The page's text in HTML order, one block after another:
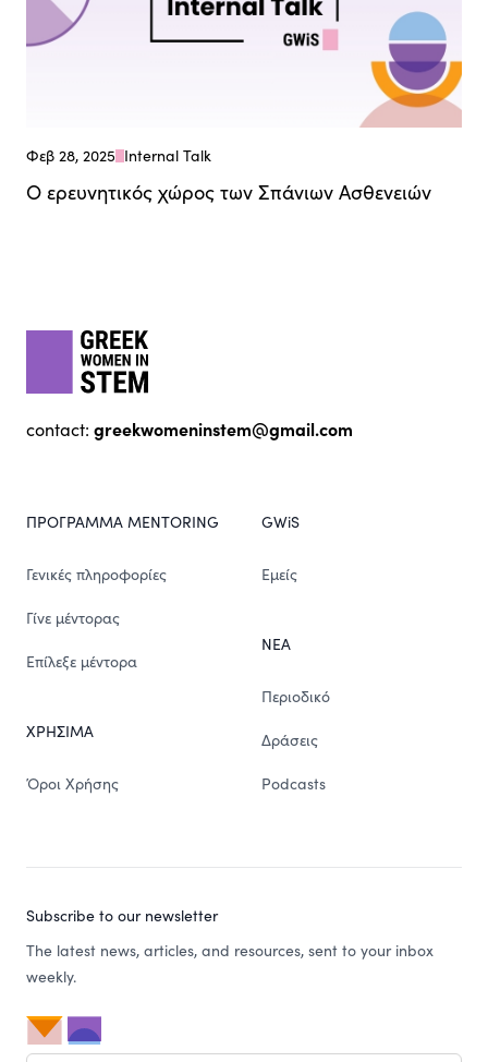
Φεβ 28, 2025 Internal Talk
Ο ερευνητικός χώρος των Σπάνιων Ασθενειών
contact: greekwomeninstem@gmail.com
ΠΡΟΓΡΑΜΜΑ MENTORING
Γενικές πληροφορίες
Γίνε μέντορας
Επίλεξε μέντορα
ΧΡΗΣΙΜΑ
Όροι Χρήσης
GWiS
Εμείς
ΝΕΑ
Περιοδικό
Δράσεις
Podcasts
Subscribe to our newsletter
The latest news, articles, and resources, sent to your inbox
weekly.